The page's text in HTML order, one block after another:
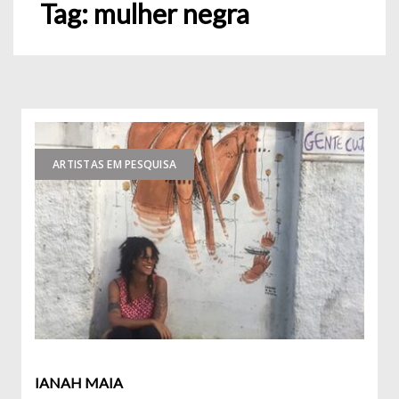
Tag: mulher negra
ARTISTAS EM PESQUISA
IANAH MAIA